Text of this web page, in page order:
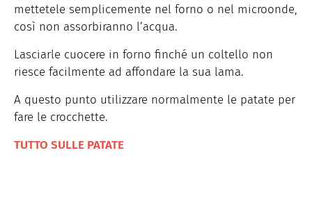
mettetele semplicemente nel forno o nel microonde,
così non assorbiranno l’acqua.
Lasciarle cuocere in forno finché un coltello non
riesce facilmente ad affondare la sua lama.
A questo punto utilizzare normalmente le patate per
fare le crocchette.
TUTTO SULLE PATATE